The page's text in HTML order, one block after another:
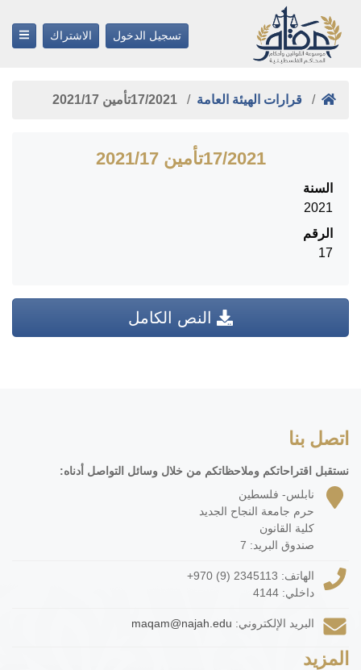
تسجيل الدخول الاشتراك
قرارات الهيئة العامة 17/2021تأمين ‎17‏/‎2021‏
17/2021تأمين ‎17‏/‎2021‏
السنة
2021
الرقم
17
النص الكامل
اتصل بنا
نستقبل اقتراحاتكم وملاحظاتكم من خلال وسائل التواصل أدناه:
نابلس- فلسطين
حرم جامعة النجاح الجديد
كلية القانون
صندوق البريد: 7
الهاتف: +970 (9) 2345113
داخلي: 4144
البريد الإلكتروني: maqam@najah.edu
المزيد